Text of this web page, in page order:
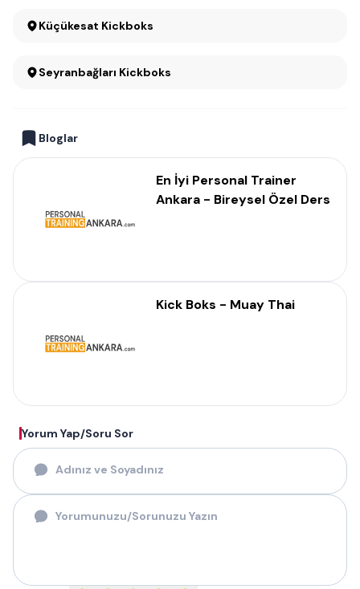
Küçükesat Kickboks
Seyranbağları Kickboks
Bloglar
En İyi Personal Trainer
Ankara - Bireysel Özel Ders
Kick Boks - Muay Thai
Yorum Yap/Soru Sor